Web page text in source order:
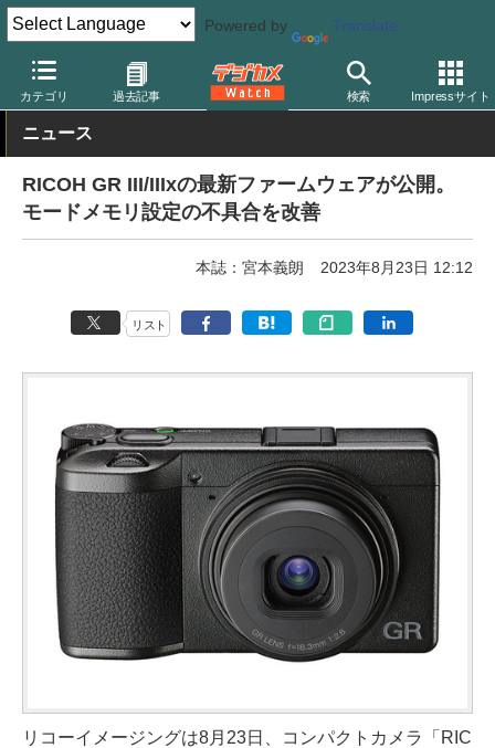
Powered by Translate
カテゴリ 過去記事 検索 Impressサイト
デジカメ Watch カメラ レンズ一体型（コンパクト）カメラ リ
ニュース
RICOH GR III/IIIxの最新ファームウェアが公開。
モードメモリ設定の不具合を改善
本誌：宮本義朗 2023年8月23日 12:12
リスト
リコーイメージングは8月23日、コンパクトカメラ「RIC